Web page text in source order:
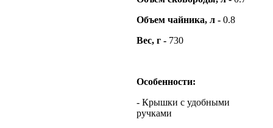
Объем чайника, л - 0.8
Вес, г - 730
Особенности:
- Крышки с удобными
ручками